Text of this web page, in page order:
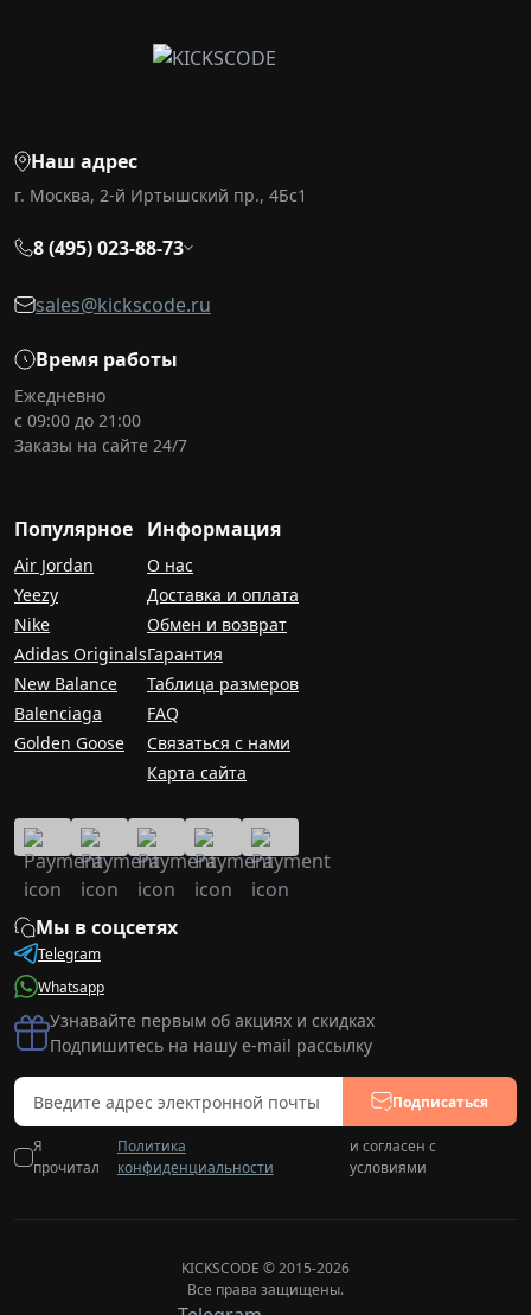
Наш адрес
г. Москва, 2-й Иртышский пр., 4Бс1
8 (495) 023-88-73
sales@kickscode.ru
Время работы
Ежедневно
с 09:00 до 21:00
Заказы на сайте 24/7
Популярное
Air Jordan
Yeezy
Nike
Adidas Originals
New Balance
Balenciaga
Golden Goose
Информация
О нас
Доставка и оплата
Обмен и возврат
Гарантия
Таблица размеров
FAQ
Связаться с нами
Карта сайта
Мы в соцсетях
Telegram
Whatsapp
Узнавайте первым об акциях и скидках
Подпишитесь на нашу e-mail рассылку
Подписаться
Я
прочитал
Политика
конфиденциальности
и согласен с
условиями
KICKSCODE © 2015-2026
Все права защищены.